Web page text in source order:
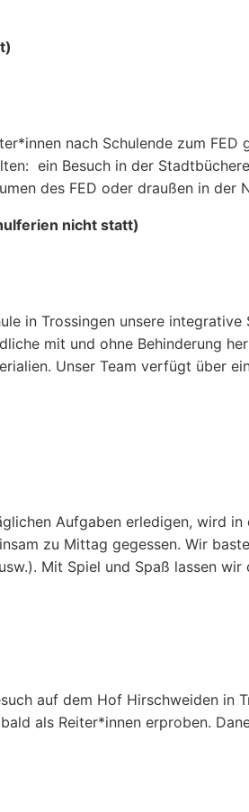
nach Schulende zum
ein Besuch in der
des FED oder draußen in der
nicht statt)
in Trossingen unsere
mit und ohne Behinderung
Unser Team verfügt über
Aufgaben erledigen, wird
zu Mittag gegessen. Wir
Mit Spiel und Spaß lassen
auf dem Hof Hirschweiden in
als Reiter*innen erproben.